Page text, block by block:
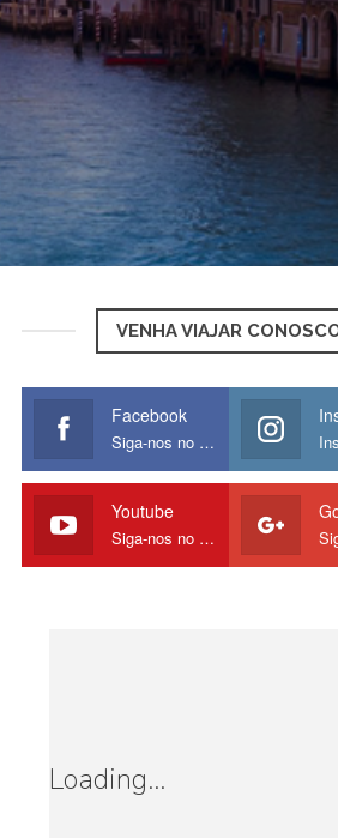
VENHA VIAJAR
Facebook
Siga-nos no Facebook
Youtube
Siga-nos no Youtube
Loading...